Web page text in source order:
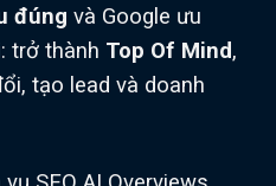
đúng và Google ưu
trở thành Top Of Mind,
tạo lead và doanh